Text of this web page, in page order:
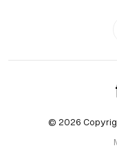
© 2026